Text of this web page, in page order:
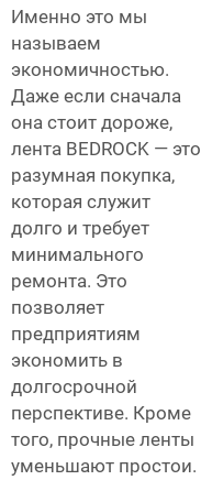
Именно это мы
называем
экономичностью.
Даже если сначала
она стоит дороже,
лента BEDROCK — это
разумная покупка,
которая служит
долго и требует
минимального
ремонта. Это
позволяет
предприятиям
экономить в
долгосрочной
перспективе. Кроме
того, прочные ленты
уменьшают простои.